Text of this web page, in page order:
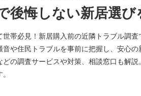
後悔しない新居選び
世帯必見！新居購入前の近隣トラブル調
音や住民トラブルを事前に把握し、安心
どの調査サービスや対策、相談窓口も解